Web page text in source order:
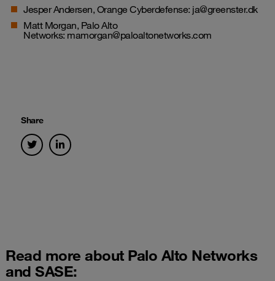
Share
Jesper Andersen, Orange Cyberdefense: ja@greenster.dk
Matt Morgan, Palo Alto
Networks: mamorgan@paloaltonetworks.com
Read more about Palo Alto Networks
and SASE: